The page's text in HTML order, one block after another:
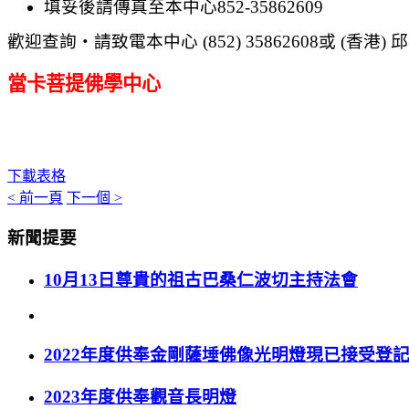
填妥後請傳真至本中心852-35862609
歡迎查詢 ‧ 請致電本中心 (852) 35862608或 (香港)
當卡菩提佛學中心
下載表格
< 前一頁 下一個 >
新聞提要
10月13日尊貴的祖古巴桑仁波切主持法會
2022年度供奉金剛薩埵佛像光明燈現已接受登記
2023年度供奉觀音長明燈